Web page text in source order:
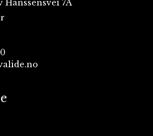
Hanssensvei 7A